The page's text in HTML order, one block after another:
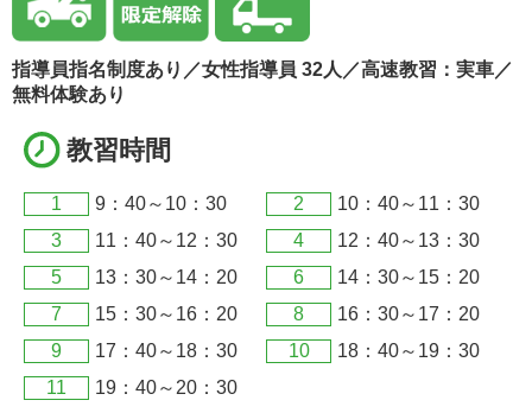
指導員指名制度あり／女性指導員 32人／高速教習：実車／
無料体験あり
教習時間
1 9：40～10：30 2
10：40～11：30
3
11：40～12：30 4
12：40～13：30
5
13：30～14：20 6
14：30～15：20
7
15：30～16：20 8
16：30～17：20
9
17：40～18：30 10
18：40～19：30
11
19：40～20：30